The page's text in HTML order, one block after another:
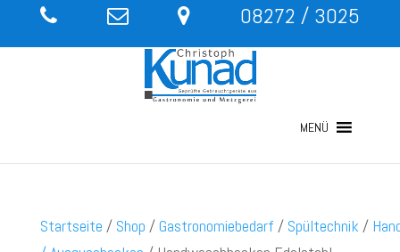
08272 / 3025
MENÜ
Startseite / Shop /Gastronomiebedarf / Spültechnik /